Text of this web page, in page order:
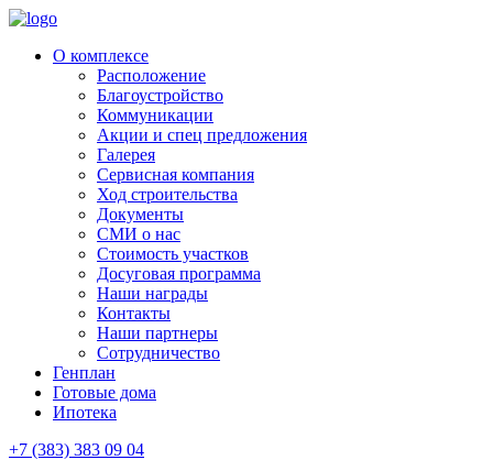
О комплексе
Расположение
Благоустройство
Коммуникации
Акции и спец предложения
Галерея
Сервисная компания
Ход строительства
Документы
СМИ о нас
Стоимость участков
Досуговая программа
Наши награды
Контакты
Наши партнеры
Сотрудничество
Генплан
Готовые дома
Ипотека
+7 (383) 383 09 04